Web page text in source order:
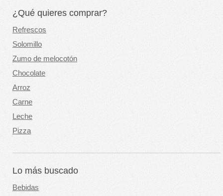
¿Qué quieres comprar?
Refrescos
Solomillo
Zumo de melocotón
Chocolate
Arroz
Carne
Leche
Pizza
Lo más buscado
Bebidas